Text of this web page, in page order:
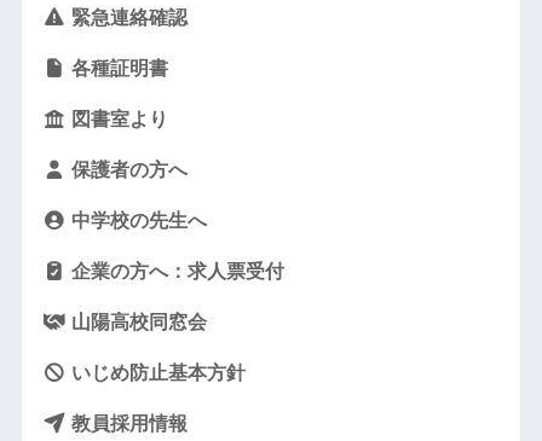
緊急連絡確認
各種証明書
図書室より
保護者の方へ
中学校の先生へ
企業の方へ：求人票受付
山陽高校同窓会
いじめ防止基本方針
教員採用情報